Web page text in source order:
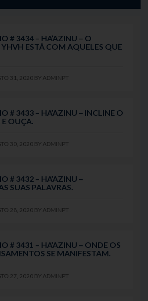
# 3434 – HA’AZINU – O
YHVH ESTÁ COM AQUELES QUE
31, 2020BY ADMINPT
# 3433 – HA’AZINU – INCLINE O
OUÇA.
30, 2020BY ADMINPT
# 3432 – HA’AZINU –
SUAS PALAVRAS.
28, 2020BY ADMINPT
# 3431 – HA’AZINU – ONDE OS
SE MANIFESTAM.
27, 2020BY ADMINPT